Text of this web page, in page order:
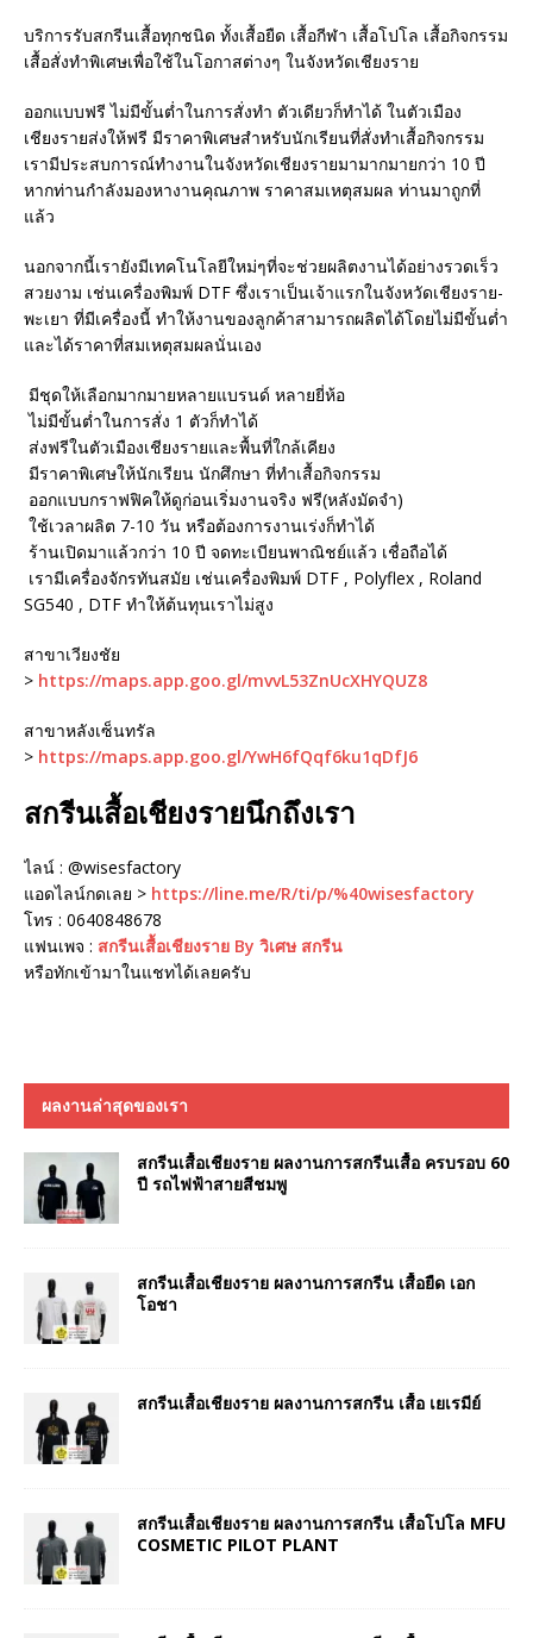
บริการรับสกรีนเสื้อทุกชนิด ทั้งเสื้อยืด เสื้อกีฬา เสื้อโปโล เสื้อกิจกรรม
เสื้อสั่งทำพิเศษเพื่อใช้ในโอกาสต่างๆ ในจังหวัดเชียงราย
ออกแบบฟรี ไม่มีขั้นต่ำในการสั่งทำ ตัวเดียวก็ทำได้ ในตัวเมือง
เชียงรายส่งให้ฟรี มีราคาพิเศษสำหรับนักเรียนที่สั่งทำเสื้อกิจกรรม
เรามีประสบการณ์ทำงานในจังหวัดเชียงรายมามากมายกว่า 10 ปี
หากท่านกำลังมองหางานคุณภาพ ราคาสมเหตุสมผล ท่านมาถูกที่
แล้ว
นอกจากนี้เรายังมีเทคโนโลยีใหม่ๆที่จะช่วยผลิตงานได้อย่างรวดเร็ว
สวยงาม เช่นเครื่องพิมพ์ DTF ซึ่งเราเป็นเจ้าแรกในจังหวัดเชียงราย-
พะเยา ที่มีเครื่องนี้ ทำให้งานของลูกค้าสามารถผลิตได้โดยไม่มีขั้นต่ำ
และได้ราคาที่สมเหตุสมผลนั่นเอง
มีชุดให้เลือกมากมายหลายแบรนด์ หลายยี่ห้อ
ไม่มีขั้นต่ำในการสั่ง 1 ตัวก็ทำได้
ส่งฟรีในตัวเมืองเชียงรายและพื้นที่ใกล้เคียง
มีราคาพิเศษให้นักเรียน นักศึกษา ที่ทำเสื้อกิจกรรม
ออกแบบกราฟฟิคให้ดูก่อนเริ่มงานจริง ฟรี(หลังมัดจำ)
ใช้เวลาผลิต 7-10 วัน หรือต้องการงานเร่งก็ทำได้
ร้านเปิดมาแล้วกว่า 10 ปี จดทะเบียนพาณิชย์แล้ว เชื่อถือได้
เรามีเครื่องจักรทันสมัย เช่นเครื่องพิมพ์ DTF , Polyflex , Roland
SG540 , DTF ทำให้ต้นทุนเราไม่สูง
สาขาเวียงชัย
> https://maps.app.goo.gl/mvvL53ZnUcXHYQUZ8
สาขาหลังเซ็นทรัล
> https://maps.app.goo.gl/YwH6fQqf6ku1qDfJ6
สกรีนเสื้อเชียงรายนึกถึงเรา
ไลน์ : @wisesfactory
แอดไลน์กดเลย > https://line.me/R/ti/p/%40wisesfactory
โทร : 0640848678
แฟนเพจ : สกรีนเสื้อเชียงราย By วิเศษ สกรีน
หรือทักเข้ามาในแชทได้เลยครับ
ผลงานล่าสุดของเรา
สกรีนเสื้อเชียงราย ผลงานการสกรีนเสื้อ ครบรอบ 60
ปี รถไฟฟ้าสายสีชมพู
สกรีนเสื้อเชียงราย ผลงานการสกรีน เสื้อยืด เอก
โอชา
สกรีนเสื้อเชียงราย ผลงานการสกรีน เสื้อ เยเรมีย์
สกรีนเสื้อเชียงราย ผลงานการสกรีน เสื้อโปโล MFU
COSMETIC PILOT PLANT